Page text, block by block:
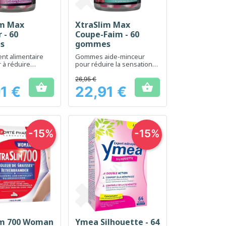
rapide
Max
- 60
alimentaire
à réduire
€ 
Aperçu rapide
XtraSlim Max
Coupe-Faim - 60
gommes
Gommes aide-minceur
pour réduire la sensation
contrôle du poids
Prix
26,95 €
22,91 € 
rapide
700 Woman
-15%
Aperçu rapide
Ymea Silhouette - 64
-15%